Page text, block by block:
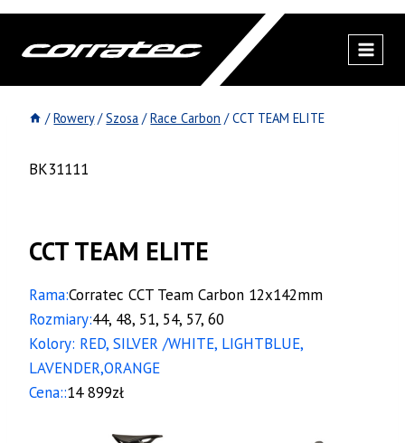
Przejdź
treści
/ Rowery / Szosa / Race Carbon / CCT TEAM ELITE
BK31111
CCT TEAM ELITE
Rama:Corratec CCT Team Carbon 12x142mm
Rozmiary:44, 48, 51, 54, 57, 60
Kolory: RED, SILVER /WHITE, LIGHTBLUE,
LAVENDER,ORANGE
Cena::14 899zł